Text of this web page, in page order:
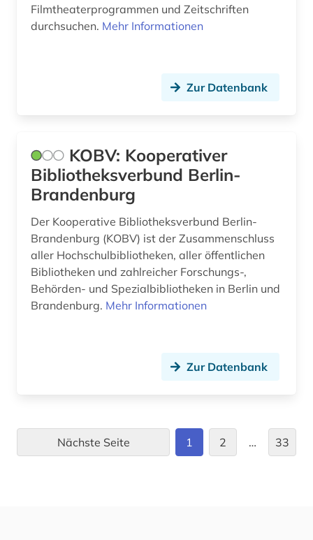
dokumentlieferung (1)
dreißigjähriger krieg (1)
dresden (3)
drittes reich (3)
druck (2)
druckgeschichte (1)
druckgrafik (2)
dänisch (2)
Filmtheaterprogrammen und Zeitschriften
durchsuchen. Mehr Informationen
Zur Datenbank
KOBV: Kooperativer
Bibliotheksverbund Berlin-
Brandenburg
Der Kooperative Bibliotheksverbund Berlin-
Brandenburg (KOBV) ist der Zusammenschluss
aller Hochschulbibliotheken, aller öffentlichen
Bibliotheken und zahlreicher Forschungs-,
Behörden- und Spezialbibliotheken in Berlin und
Brandenburg. Mehr Informationen
Zur Datenbank
Nächste Seite 1 2 … 33